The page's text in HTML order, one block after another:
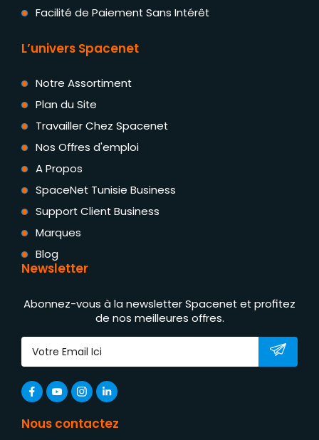
Facilité de Paiement Sans Intérêt
L’univers Spacenet
Notre Assortiment
Plan du Site
Travailler Chez Spacenet
Nos Offres d'emploi
A Propos
SpaceNet Tunisie Business
Support Client Business
Marques
Blog
Newsletter
Abonnez-vous à la newsletter Spacenet et profitez
de nos meilleures offres.
Nous contactez